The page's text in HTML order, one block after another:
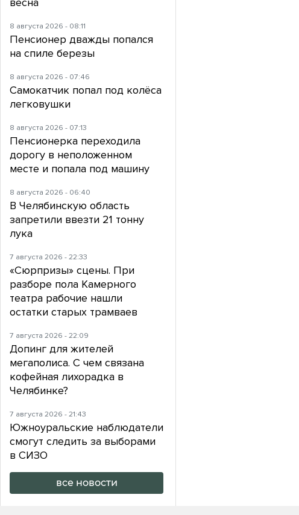
8 августа 2026 - 08:11
Пенсионер дважды попался
на спиле березы
8 августа 2026 - 07:46
Самокатчик попал под колёса
легковушки
8 августа 2026 - 07:13
Пенсионерка переходила
дорогу в неположенном
месте и попала под машину
8 августа 2026 - 06:40
В Челябинскую область
запретили ввезти 21 тонну
лука
7 августа 2026 - 22:33
«Сюрпризы» сцены. При
разборе пола Камерного
театра рабочие нашли
остатки старых трамваев
7 августа 2026 - 22:09
Допинг для жителей
мегаполиса. С чем связана
кофейная лихорадка в
Челябинке?
7 августа 2026 - 21:43
Южноуральские наблюдатели
смогут следить за выборами
в СИЗО
все новости